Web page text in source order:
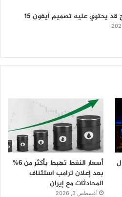
يحتوي عليه تصميم آيفون 15
أسعار النفط تهبط بأكثر من 6%
بعد إعلان ترامب استئناف
المحادثات مع إيران
أغسطس 3, 2026